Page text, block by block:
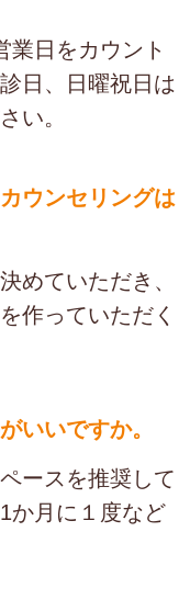
日をカウント
日、日曜祝日は
い。
ウンセリングは
めていただき、
作っていただく
いいですか。
ースを推奨して
か月に１度など